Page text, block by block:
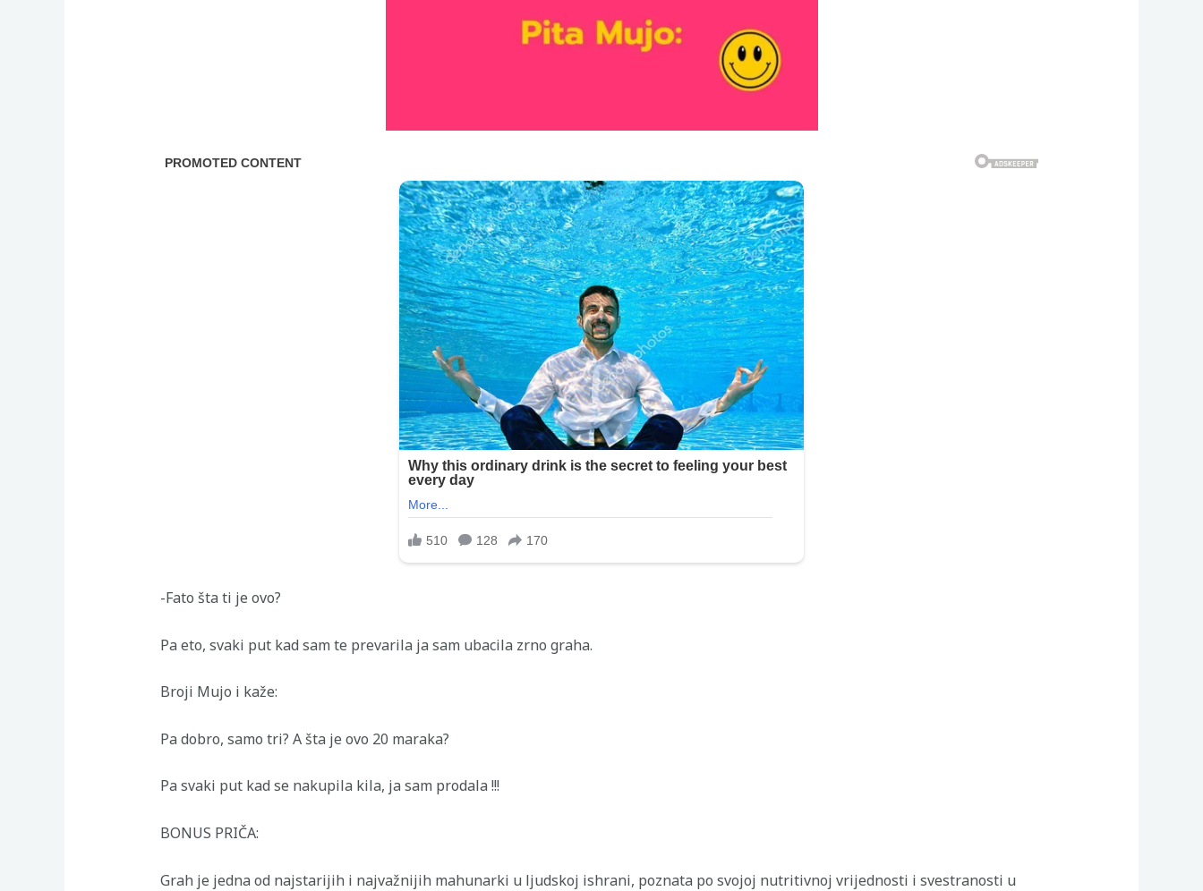
-Fato šta ti je ovo?
Pa eto, svaki put kad sam te prevarila ja sam ubacila zrno graha.
Broji Mujo i kaže:
Pa dobro, samo tri? A šta je ovo 20 maraka?
Pa svaki put kad se nakupila kila, ja sam prodala !!!
BONUS PRIČA:
Grah je jedna od najstarijih i najvažnijih mahunarki u ljudskoj ishrani, poznata po svojoj nutritivnoj vrijednosti i svestranosti u